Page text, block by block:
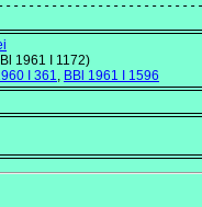
1961 I 1172)
I 361, BBl 1961 I 1596